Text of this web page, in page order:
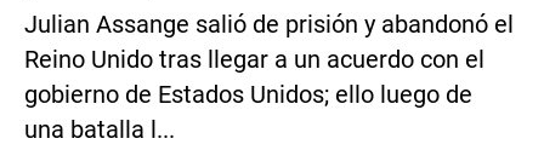
Julian Assange salió de prisión y abandonó el
Reino Unido tras llegar a un acuerdo con el
gobierno de Estados Unidos; ello luego de
una batalla l...